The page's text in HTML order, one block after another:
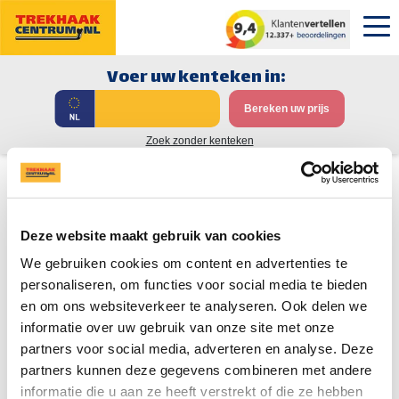
Deze website maakt gebruik van cookies
We gebruiken cookies om content en advertenties te
personaliseren, om functies voor social media te bieden
en om ons websiteverkeer te analyseren. Ook delen we
informatie over uw gebruik van onze site met onze
partners voor social media, adverteren en analyse. Deze
partners kunnen deze gegevens combineren met andere
informatie die u aan ze heeft verstrekt of die ze hebben
Voer uw kenteken in:
Bereken uw prijs
Zoek zonder kenteken
Trekhaak Lancia Gamma
Hou mij op de hoogte!
Op dit moment is er nog geen trekhaak beschikbaar voor de
Lancia Gamma.
Laat uw naam en emailadres achter en wij sturen u direct een
bericht zodra er een trekhaak beschikbaar komt voor deLancia
Gamma